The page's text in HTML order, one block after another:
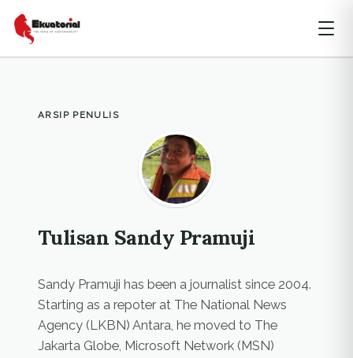
ARSIP PENULIS
Tulisan Sandy Pramuji
Sandy Pramuji has been a journalist since 2004.
Starting as a repoter at The National News
Agency (LKBN) Antara, he moved to The
Jakarta Globe, Microsoft Network (MSN)